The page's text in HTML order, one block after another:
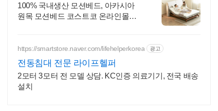
리를 위한 선택 웨일슬립
100% 국내생산 모션베드, 아카시아
원목 모션베드 코스트코 온라인몰에
https://smartstore.naver.com/lifehelperkorea 광고
전동침대 전문 라이프헬퍼
2모터 3모터 전 모델 상담. KC인증 의료기기, 전국 배송
설치